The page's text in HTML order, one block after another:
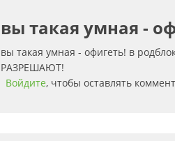
вы такая умная -
вы такая умная - офигеть! в
РАЗРЕШАЮТ!
Войдите, чтобы оставлять